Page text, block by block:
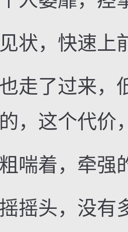
，快速上
了过来，低
，这个代价
着，牵强的
头，没有